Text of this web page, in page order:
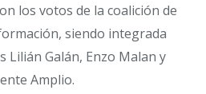
los votos de la coalición de
siendo integrada
Galán, Enzo Malan y
Amplio.